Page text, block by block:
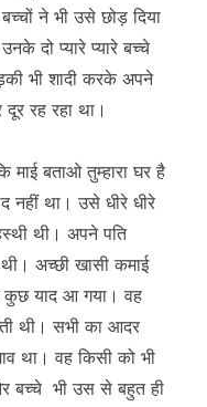
ने भी उसे छोड़ दिया
दो प्यारे प्यारे बच्चे
भी शादी करके अपने
रह रहा था।
बताओ तुम्हारा घर है
नहीं था। उसे धीरे धीरे
थी। अपने पति
अच्छी खासी कमाई
कुछ याद आ गया। वह
थी। सभी का आदर
था। वह किसी को भी
बच्चे भी उस से बहुत ही